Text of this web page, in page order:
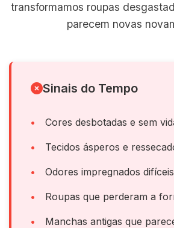
transformamos roupas
parecem novas
Sinais do Tempo
Cores desbotadas e sem
Tecidos ásperos e
Odores impregnados
Roupas que perderam a
Manchas antigas que